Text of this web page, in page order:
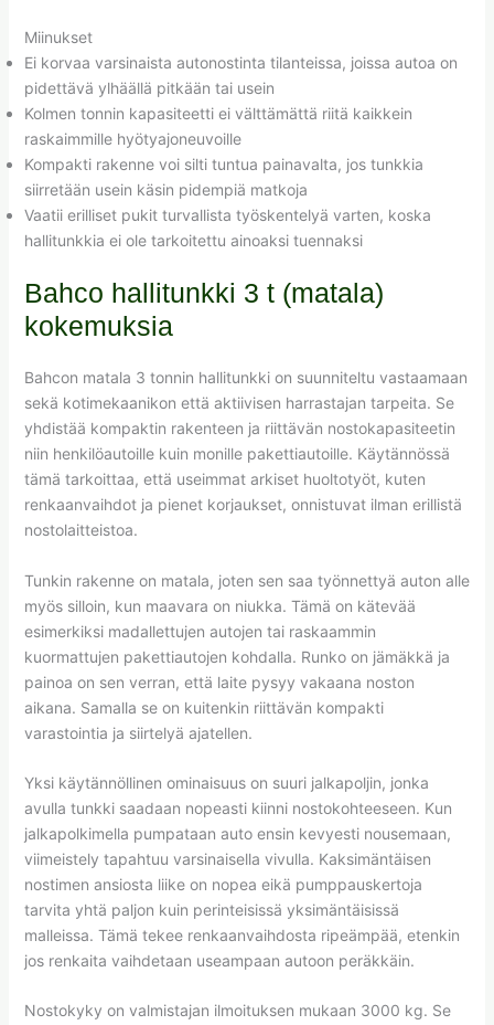
Miinukset
Ei korvaa varsinaista autonostinta tilanteissa, joissa autoa on
pidettävä ylhäällä pitkään tai usein
Kolmen tonnin kapasiteetti ei välttämättä riitä kaikkein
raskaimmille hyötyajoneuvoille
Kompakti rakenne voi silti tuntua painavalta, jos tunkkia
siirretään usein käsin pidempiä matkoja
Vaatii erilliset pukit turvallista työskentelyä varten, koska
hallitunkkia ei ole tarkoitettu ainoaksi tuennaksi
Bahco hallitunkki 3 t (matala)
kokemuksia
Bahcon matala 3 tonnin hallitunkki on suunniteltu vastaamaan
sekä kotimekaanikon että aktiivisen harrastajan tarpeita. Se
yhdistää kompaktin rakenteen ja riittävän nostokapasiteetin
niin henkilöautoille kuin monille pakettiautoille. Käytännössä
tämä tarkoittaa, että useimmat arkiset huoltotyöt, kuten
renkaanvaihdot ja pienet korjaukset, onnistuvat ilman erillistä
nostolaitteistoa.
Tunkin rakenne on matala, joten sen saa työnnettyä auton alle
myös silloin, kun maavara on niukka. Tämä on kätevää
esimerkiksi madallettujen autojen tai raskaammin
kuormattujen pakettiautojen kohdalla. Runko on jämäkkä ja
painoa on sen verran, että laite pysyy vakaana noston
aikana. Samalla se on kuitenkin riittävän kompakti
varastointia ja siirtelyä ajatellen.
Yksi käytännöllinen ominaisuus on suuri jalkapoljin, jonka
avulla tunkki saadaan nopeasti kiinni nostokohteeseen. Kun
jalkapolkimella pumpataan auto ensin kevyesti nousemaan,
viimeistely tapahtuu varsinaisella vivulla. Kaksimäntäisen
nostimen ansiosta liike on nopea eikä pumppauskertoja
tarvita yhtä paljon kuin perinteisissä yksimäntäisissä
malleissa. Tämä tekee renkaanvaihdosta ripeämpää, etenkin
jos renkaita vaihdetaan useampaan autoon peräkkäin.
Nostokyky on valmistajan ilmoituksen mukaan 3000 kg. Se